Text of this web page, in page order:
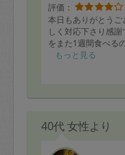
評価：
本日もありがとう
しく対応下さり感
をまた1週間食べる
もっと見る
40代 女性より